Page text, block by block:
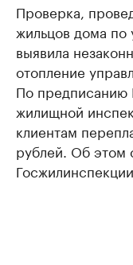
Проверка,
жильцов дома по
выявила
отопление
По предписанию
жилищной
клиентам
рублей. Об этом